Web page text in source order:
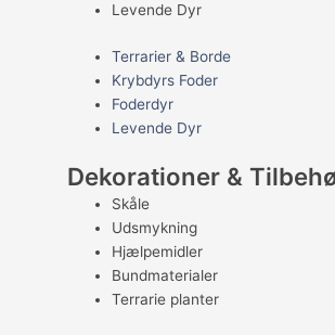
Levende Dyr
Terrarier & Borde
Krybdyrs Foder
Foderdyr
Levende Dyr
Dekorationer &
Skåle
Udsmykning
Hjælpemidler
Bundmaterialer
Terrarie planter